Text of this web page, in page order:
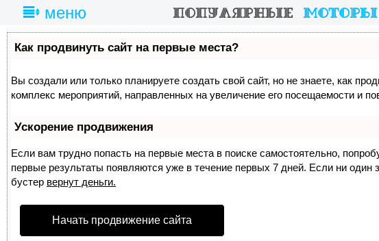
меню
Как продвинуть сайт на первые места?
Вы создали или только планируете создать свой сайт, но не знаете, как
комплекс мероприятий, направленных на увеличение его посещаемости и
Ускорение продвижения
Если вам трудно попасть на первые места в поиске самостоятельно,
первые результаты появляются уже в течение первых 7 дней. Если ни один
бустер вернут деньги.
Начать продвижение сайта